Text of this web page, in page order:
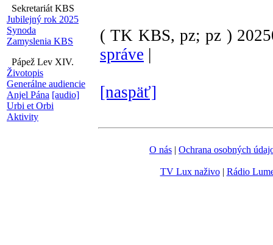
Sekretariát KBS
Jubilejný rok 2025
Synoda
Zamyslenia KBS
Pápež Lev XIV.
Životopis
Generálne audiencie
Anjel Pána [audio]
Urbi et Orbi
Aktivity
( TK KBS, pz; pz )
správe |
[naspäť]
O nás | Ochrana osobných
TV Lux naživo| Rádio